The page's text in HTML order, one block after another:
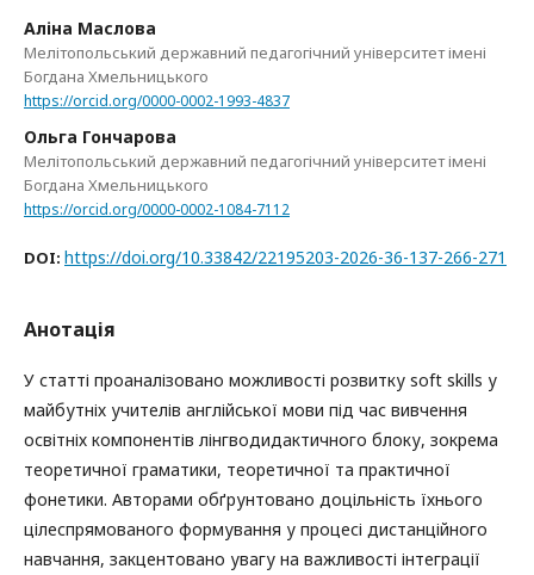
Аліна Маслова
Мелітопольський державний педагогічний університет імені
Богдана Хмельницького
https://orcid.org/0000-0002-1993-4837
Ольга Гончарова
Мелітопольський державний педагогічний університет імені
Богдана Хмельницького
https://orcid.org/0000-0002-1084-7112
DOI: https://doi.org/10.33842/22195203-2026-36-137-266-271
Анотація
У статті проаналізовано можливості розвитку soft skills у
майбутніх учителів англійської мови під час вивчення
освітніх компонентів лінгводидактичного блоку, зокрема
теоретичної граматики, теоретичної та практичної
фонетики. Авторами обґрунтовано доцільність їхнього
цілеспрямованого формування у процесі дистанційного
навчання, закцентовано увагу на важливості інтеграції